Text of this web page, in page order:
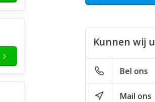
Kunnen wij
Bel ons
Mail ons